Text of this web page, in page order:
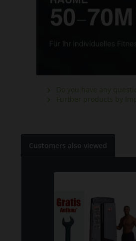
Do you have any
Further products by
Customers also viewed